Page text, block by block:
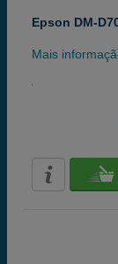
Epson DM-
Mais